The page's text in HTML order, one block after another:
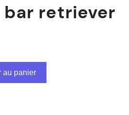
retriever
au panier